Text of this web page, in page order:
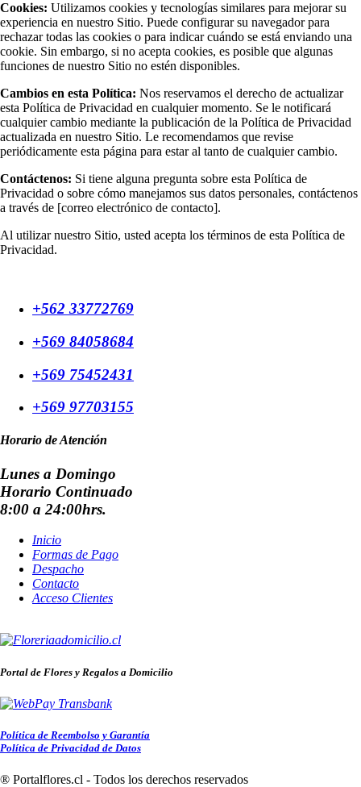
Cookies: Utilizamos cookies y tecnologías similares para mejorar su
experiencia en nuestro Sitio. Puede configurar su navegador para
rechazar todas las cookies o para indicar cuándo se está enviando una
cookie. Sin embargo, si no acepta cookies, es posible que algunas
funciones de nuestro Sitio no estén disponibles.
Cambios en esta Política: Nos reservamos el derecho de actualizar
esta Política de Privacidad en cualquier momento. Se le notificará
cualquier cambio mediante la publicación de la Política de Privacidad
actualizada en nuestro Sitio. Le recomendamos que revise
periódicamente esta página para estar al tanto de cualquier cambio.
Contáctenos: Si tiene alguna pregunta sobre esta Política de
Privacidad o sobre cómo manejamos sus datos personales, contáctenos
a través de [correo electrónico de contacto].
Al utilizar nuestro Sitio, usted acepta los términos de esta Política de
Privacidad.
+562 33772769
+569 84058684
+569 75452431
+569 97703155
Horario de Atención
Lunes a Domingo
Horario Continuado
8:00 a 24:00hrs.
Inicio
Formas de Pago
Despacho
Contacto
Acceso Clientes
Portal de Flores y Regalos a Domicilio
Política de Reembolso y Garantía
Política de Privacidad de Datos
® Portalflores.cl - Todos los derechos reservados